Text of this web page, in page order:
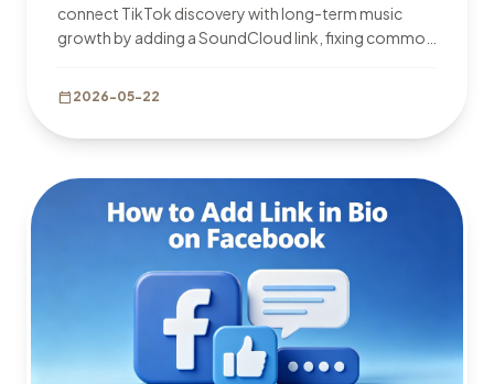
connect TikTok discovery with long-term music
growth by adding a SoundCloud link, fixing common
calendar_today 2026-05-22